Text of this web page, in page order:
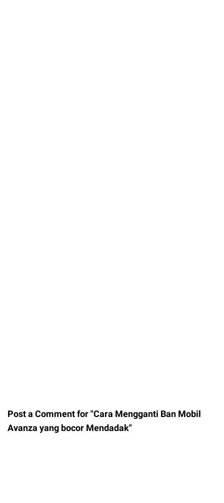
Post a Comment for "Cara Mengganti Ban Mobil
Avanza yang bocor Mendadak"